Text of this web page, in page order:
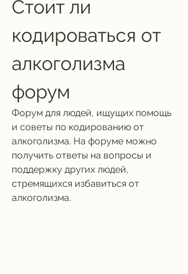
Стоит ли
кодироваться от
алкоголизма
форум
Форум для людей, ищущих помощь
и советы по кодированию от
алкоголизма. На форуме можно
получить ответы на вопросы и
поддержку других людей,
стремящихся избавиться от
алкоголизма.